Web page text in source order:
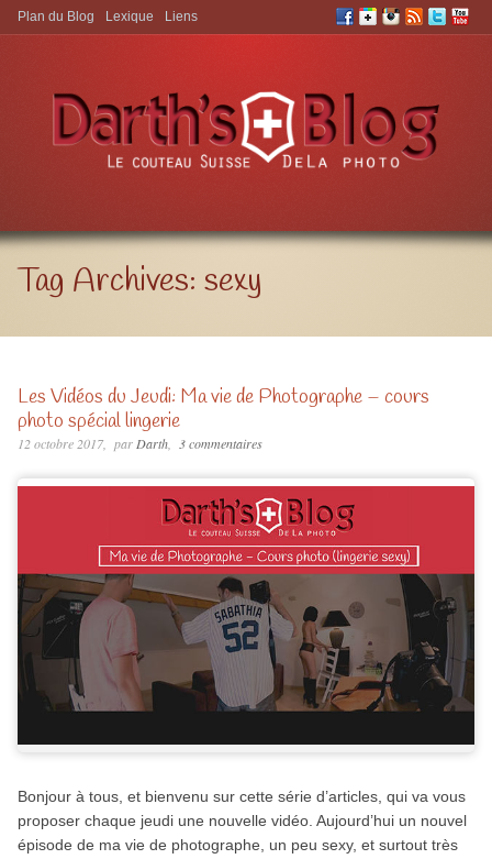
Aller à:
Plan du Blog Lexique Liens
Tag Archives: sexy
Les Vidéos du Jeudi: Ma vie de Photographe – cours
photo spécial lingerie
12 octobre 2017 parDarth 3 commentaires
Bonjour à tous, et bienvenu sur cette série d’articles, qui va vous
proposer chaque jeudi une nouvelle vidéo. Aujourd’hui un nouvel
épisode de ma vie de photographe, un peu sexy, et surtout très